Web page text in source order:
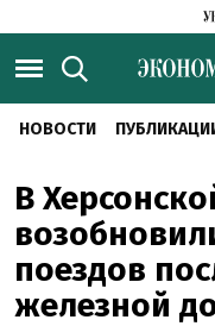
НОВОСТИ
В
поездов
железной